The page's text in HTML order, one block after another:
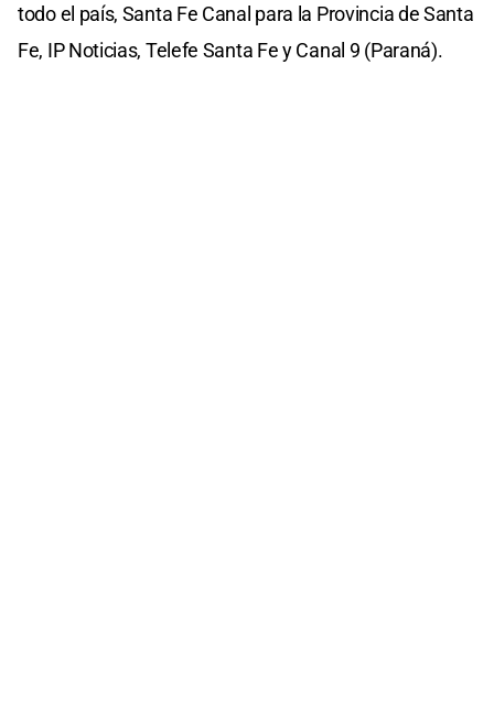
todo el país, Santa Fe Canal para la Provincia de Santa
Fe, IP Noticias, Telefe Santa Fe y Canal 9 (Paraná).